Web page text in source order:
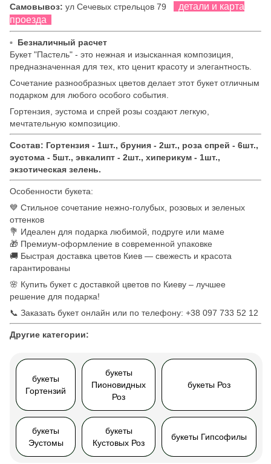
Самовывоз: ул Сечевых стрельцов 79
детали и карта
проезда
▫ Безналичный расчет
Букет "Пастель" - это нежная и изысканная композиция,
предназначенная для тех, кто ценит красоту и элегантность.
Сочетание разнообразных цветов делает этот букет отличным
подарком для любого особого события.
Гортензия, эустома и спрей розы создают легкую,
мечтательную композицию.
Состав: Гортензия - 1шт., бруния - 2шт., роза спрей - 6шт.,
эустома - 5шт., эвкалипт - 2шт., хиперикум - 1шт.,
экзотическая зелень.
Особенности букета:
💙 Стильное сочетание нежно-голубых, розовых и зеленых
оттенков
💐 Идеален для подарка любимой, подруге или маме
🎁 Премиум-оформление в современной упаковке
🚚 Быстрая доставка цветов Киев — свежесть и красота
гарантированы
🌸 Купить букет с доставкой цветов по Киеву – лучшее
решение для подарка!
📞 Заказать букет онлайн или по телефону: +38 097 733 52 12
Другие категории:
букеты
Гортензий
букеты
Пионовидных
Роз
букеты Роз
букеты
Эустомы
букеты
Кустовых Роз
букеты Гипсофилы